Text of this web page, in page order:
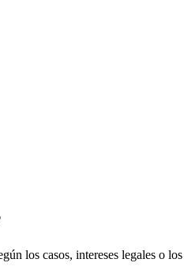
los casos, intereses legales o